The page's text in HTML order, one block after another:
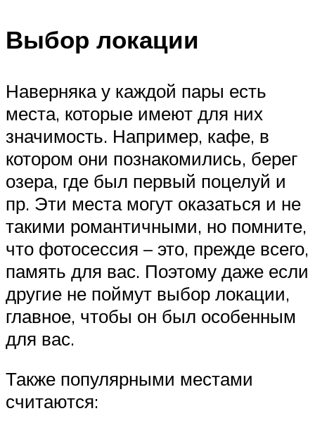
Выбор локации
Наверняка у каждой пары есть
места, которые имеют для них
значимость. Например, кафе, в
котором они познакомились, берег
озера, где был первый поцелуй и
пр. Эти места могут оказаться и не
такими романтичными, но помните,
что фотосессия – это, прежде всего,
память для вас. Поэтому даже если
другие не поймут выбор локации,
главное, чтобы он был особенным
для вас.
Также популярными местами
считаются: